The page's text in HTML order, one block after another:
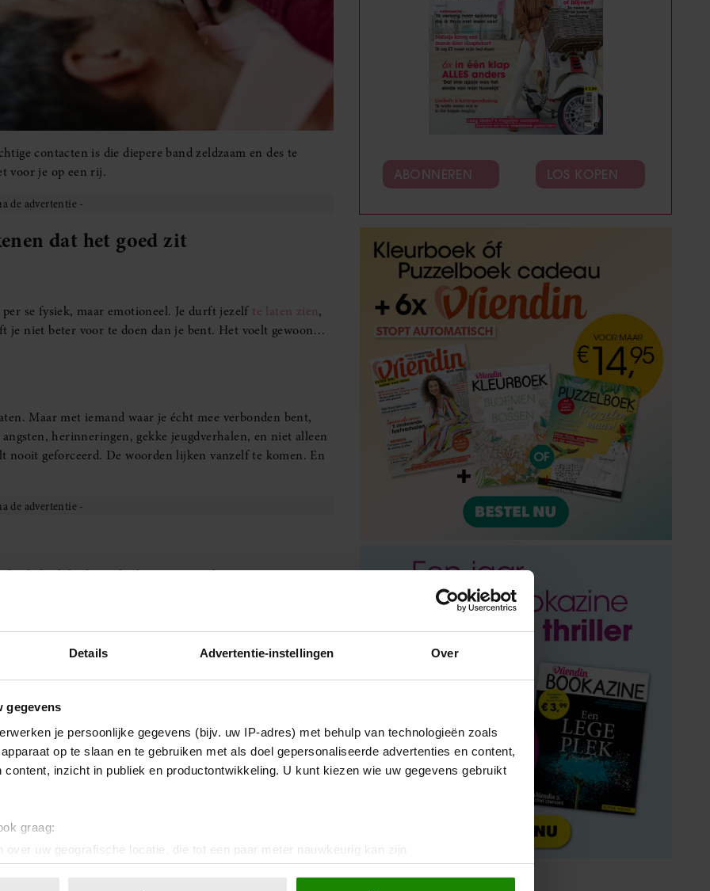
Details Advertentie-instellingen Over
gegevens
je persoonlijke gegevens (bijv. uw IP-adres) met behulp van technologieën zoals
op te slaan en te gebruiken met als doel gepersonaliseerde advertenties en content,
content, inzicht in publiek en productontwikkeling. U kunt kiezen wie uw gegevens gebruikt
graag:
over uw geografische locatie, die tot een paar meter nauwkeurig kan zijn
door het actief te scannen op specifieke eigenschappen (fingerprinting)
contacten is die diepere band zeldzaam en des te
voor je op een rij.
dat het goed zit
se fysiek, maar emotioneel. Je durft jezelf te laten zien,
je niet beter voor te doen dan je bent. Het voelt gewoon…
Maar met iemand waar je écht mee verbonden bent,
herinneringen, gekke jeugdverhalen, en niet alleen
nooit geforceerd. De woorden lijken vanzelf te komen. En
hebt, lijkt die ander het aan te voelen nog voor je iets
aanvoelen wat de ander nodig heeft.
bij anderen juist oplaadt? Met een echte emotionele
geen spelletjes en geen uitputtende dynamiek. Alleen
kleine dingen op. Hoe iemand lacht, wanneer iemand zich
Alsof iemand even door de buitenkant heen kijkt,
je ook aanmelden voor onze wekelijkse
ABONNEREN LOS KOPEN